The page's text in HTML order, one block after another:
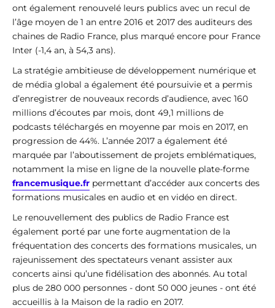
ont également renouvelé leurs publics avec un recul de
l’âge moyen de 1 an entre 2016 et 2017 des auditeurs des
chaines de Radio France, plus marqué encore pour France
Inter (-1,4 an, à 54,3 ans).
La stratégie ambitieuse de développement numérique et
de média global a également été poursuivie et a permis
d’enregistrer de nouveaux records d’audience, avec 160
millions d’écoutes par mois, dont 49,1 millions de
podcasts téléchargés en moyenne par mois en 2017, en
progression de 44%. L’année 2017 a également été
marquée par l’aboutissement de projets emblématiques,
notamment la mise en ligne de la nouvelle plate-forme
francemusique.fr permettant d’accéder aux concerts des
formations musicales en audio et en vidéo en direct.
Le renouvellement des publics de Radio France est
également porté par une forte augmentation de la
fréquentation des concerts des formations musicales, un
rajeunissement des spectateurs venant assister aux
concerts ainsi qu’une fidélisation des abonnés. Au total
plus de 280 000 personnes - dont 50 000 jeunes - ont été
accueillis à la Maison de la radio en 2017.